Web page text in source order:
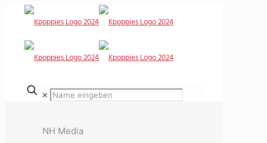
✕
NH Media